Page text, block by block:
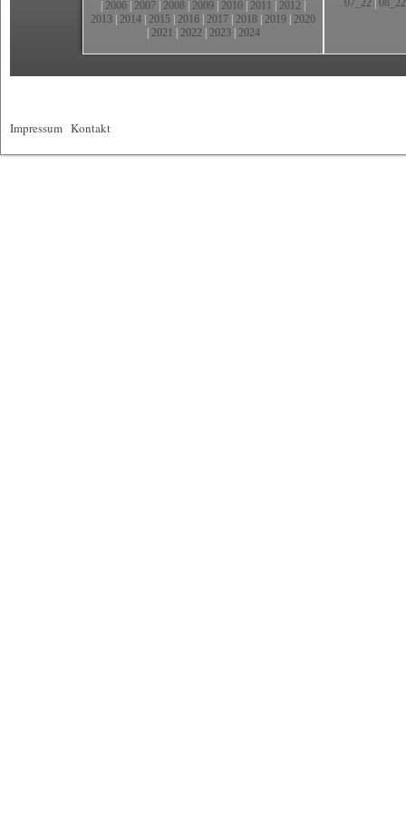
2006 2007 2008 2009 2010 2011 2012
2013 2014 2015 2016 2017 2018 2019 2020
2021 2022 2023| 2024
07_22
08_22
Impressum Kontakt